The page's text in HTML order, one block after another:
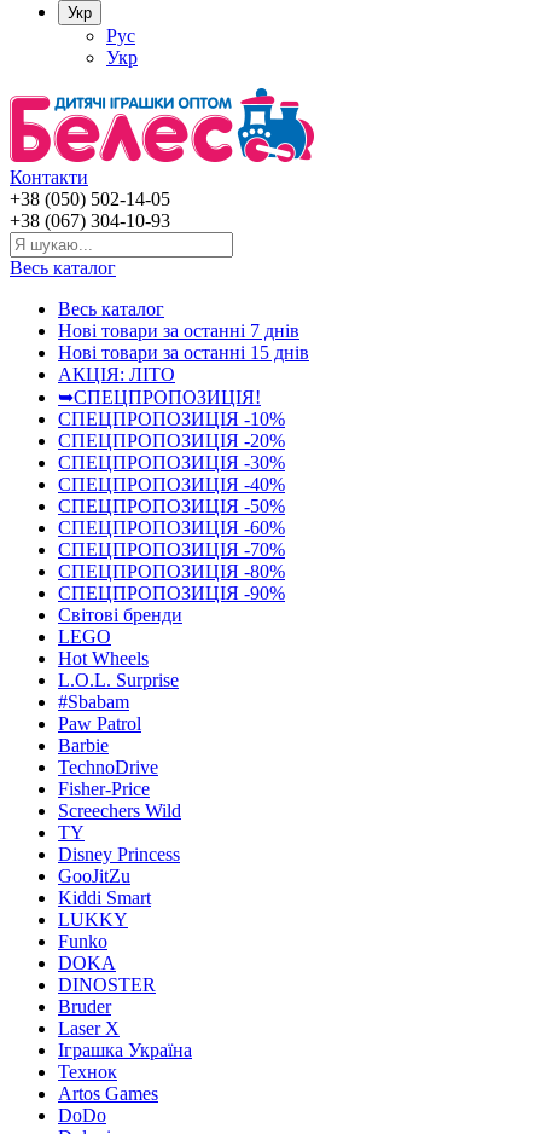
Укр
Рус
Укр
Контакти
+38 (050) 502-14-05
+38 (067) 304-10-93
Весь каталог
Весь каталог
Нові товари за останнi 7 днiв
Нові товари за останнi 15 днiв
АКЦІЯ: ЛІТО
➥СПЕЦПРОПОЗИЦІЯ!
СПЕЦПРОПОЗИЦІЯ -10%
СПЕЦПРОПОЗИЦІЯ -20%
СПЕЦПРОПОЗИЦІЯ -30%
СПЕЦПРОПОЗИЦІЯ -40%
СПЕЦПРОПОЗИЦІЯ -50%
СПЕЦПРОПОЗИЦІЯ -60%
СПЕЦПРОПОЗИЦІЯ -70%
СПЕЦПРОПОЗИЦІЯ -80%
СПЕЦПРОПОЗИЦІЯ -90%
Світові бренди
LEGO
Hot Wheels
L.O.L. Surprise
#Sbabam
Paw Patrol
Barbie
TechnoDrive
Fisher-Price
Screechers Wild
TY
Disney Princess
GooJitZu
Kiddi Smart
LUKKY
Funko
DOKA
DINOSTER
Bruder
Laser X
Іграшка Україна
Технок
Artos Games
DoDo